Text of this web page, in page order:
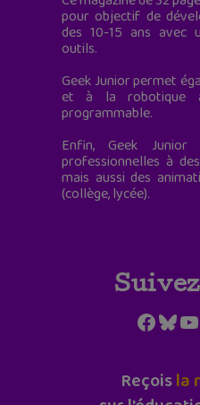
pour objectif de
des 10-15 ans avec
outils.
Geek Junior permet
et à la robotique
programmable.
Enfin, Geek
professionnelles à
mais aussi des
(collège, lycée).
Reçoisla